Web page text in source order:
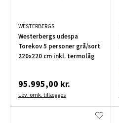
WESTERBERGS
Westerbergs udespa
Torekov 5 personer grå/sort
220x220 cm inkl. termolåg
95.995,00 kr.
Lev. omk. tillægges